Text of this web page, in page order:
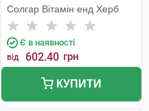
Солгар Вітамін енд Херб
Є в наявності
від 602.40 грн
КУПИТИ